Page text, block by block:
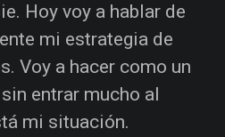
Hoy voy a hablar de
mi estrategia de
Voy a hacer como un
entrar mucho al
mi situación.